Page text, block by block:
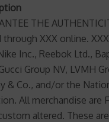
THE
XXX online.
Inc., Reebok Ltd.,
Group NV, LVMH
& Co., and/or the
All merchandise are
altered. These are